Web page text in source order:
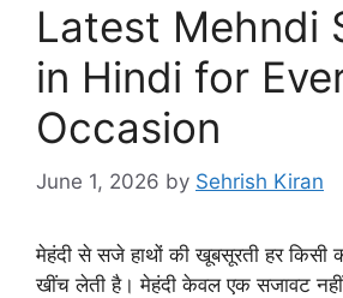
Latest Mehndi
in Hindi for
Occasion
June 1, 2026 by Sehrish Kiran
मेहंदी से सजे हाथों की खूबसूरती हर किसी
खींच लेती है। मेहंदी केवल एक सजावट